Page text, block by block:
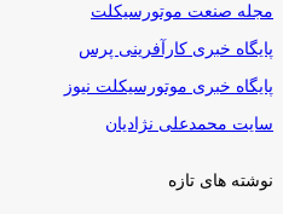
مجله صنعت موتورسیکلت
پایگاه خبری کارآفرینی پرس
پایگاه خبری موتورسیکلت نیوز
سایت محمدعلی نژادیان
نوشته های تازه